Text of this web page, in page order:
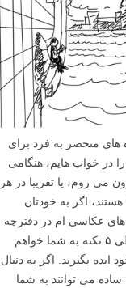
های منحصر به فرد برای
در خواب هایم، هنگامی
می روم، یا تقریبا در هر
اگر به خودتان
های عکاسی ام در دفترچه
طراحی کوچکی که دارم را خواهید دید. همچنین طی ۵ نکته به شما خواهم
بگیرید. اگر به دنبال
ساده می توانند به شما